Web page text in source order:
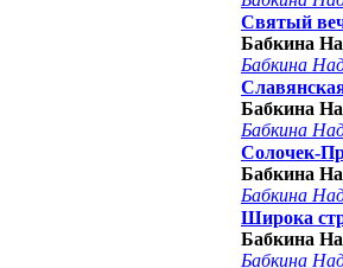
Святый
Бабкина
Бабкина
Бабкина
Бабкина
Солочек-
Бабкина
Бабкина
Широка
Бабкина
Бабкина